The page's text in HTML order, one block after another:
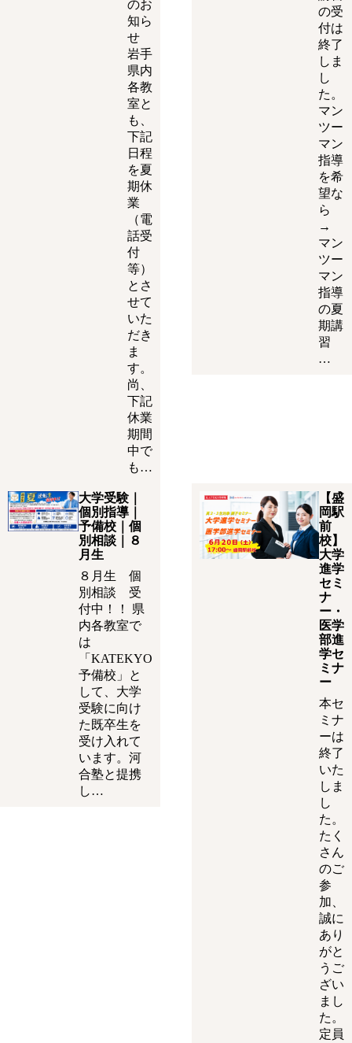
のお
知ら
せ
岩手
県内
各教
室と
も、
下記
日程
を夏
期休
業
（電
話受
付
等）
とさ
せて
いた
だき
ま
す。
尚、
下記
休業
期間
中で
も…
の受
付は
終了
しま
し
た。
マン
ツー
マン
指導
を希
望な
ら
→
マン
ツー
マン
指導
の夏
期講
習
…
大学受験｜
個別指導｜
予備校｜個
別相談｜８
月生
８月生 個
別相談 受
付中！！ 県
内各教室で
は
「KATEKYO
予備校」と
して、大学
受験に向け
た既卒生を
受け入れて
います。河
合塾と提携
し…
【盛
岡駅
前
校】
大学
進学
セミ
ナ
ー・
医学
部進
学セ
ミナ
ー
本セ
ミナ
ーは
終了
いた
しま
し
た。
たく
さん
のご
参
加、
誠に
あり
がと
うご
ざい
まし
た。
定員